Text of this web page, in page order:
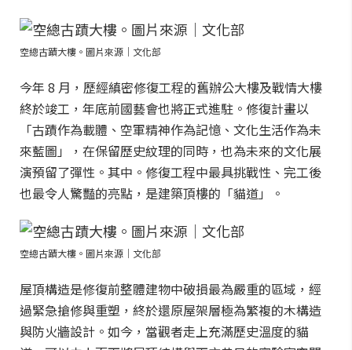
空總古蹟大樓。圖片來源｜文化部
今年 8 月，歷經縝密修復工程的舊辦公大樓及戰情大樓
終於竣工，年底前國藝會也將正式進駐。修復計畫以
「古蹟作為載體、空軍精神作為記憶、文化生活作為未
來藍圖」，在保留歷史紋理的同時，也為未來的文化展
演預留了彈性。其中。修復工程中最具挑戰性、完工後
也最令人驚豔的亮點，是建築頂樓的「貓道」。
空總古蹟大樓。圖片來源｜文化部
屋頂構造是修復前整體建物中破損最為嚴重的區域，經
過緊急搶修與重塑，終於還原屋架層極為繁複的木構造
與防火牆設計。如今，當觀者走上充滿歷史溫度的貓